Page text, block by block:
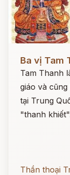
Ba vị Tam
Tam Thanh
giáo và
tại Trung
"thanh
Thần thoại